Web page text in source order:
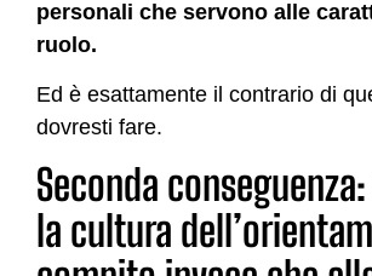
personali che servono alle
ruolo.
Ed è esattamente il contrario di
dovresti fare.
Seconda
la cultura